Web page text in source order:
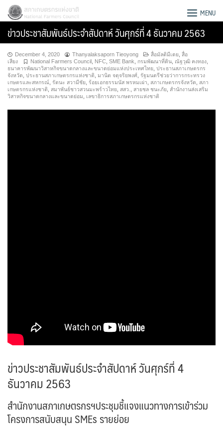
Skip
content
สภาเกษตรกรแห่งชาติ MENU
ข่าวประชาสัมพันธ์ประจำสัปดาห์ วันศุกร์ที่ 4 ธันวาคม 2563
December 4, 2020 Thanyalaksaporn Tieoyong สื่อมัลติมีเดย สื่อ
เสียง
National Farmers Council NFC SME Bank กรมพัฒนาที่ดิน ณัฐวุฒิ คงทอง
ธนาคารพัฒนาวิสาหกิจขนาดกลางและขนาดย่อมแห่งประเทศไทย ประธานสภาเกษตรกร
จังหวัด ประธานสภาเกษตรกรแห่งชาติ มานิต จตุจริยพงศ์ รัฐมนตรีช่วยว่าการกระทรวง
เกษตรและสหกรณ์ รัตนะ สวามีชัย ร้อยเอกธรรมนัส พรหมเผ่า สภาเกษตรกรจังหวัด
สภา
เกษตรกรแห่งชาติ
สมาพันธ์ชาวสวนมะพร้าวไทย สสว. สายชล ชนะภัย สำนักงานส่งเสริม
วิสาหกิจขนาดกลางและขนาดย่อม
เลขาธิการสภาเกษตรกรแห่งชาติ
ข่าวประชาสัมพันธ์ประจำสัปดาห์ วันศุกร์ที่ 4
ธันวาคม 2563
สำนักงานสภาเกษตรกรฯประชุมชี้แจงแนวทางการเข้าร่วม
โครงการสนับสนุน SMEs รายย่อย